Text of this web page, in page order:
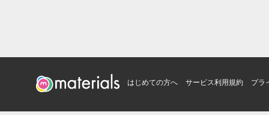
はじめての方へ サービス利用規約 プラ